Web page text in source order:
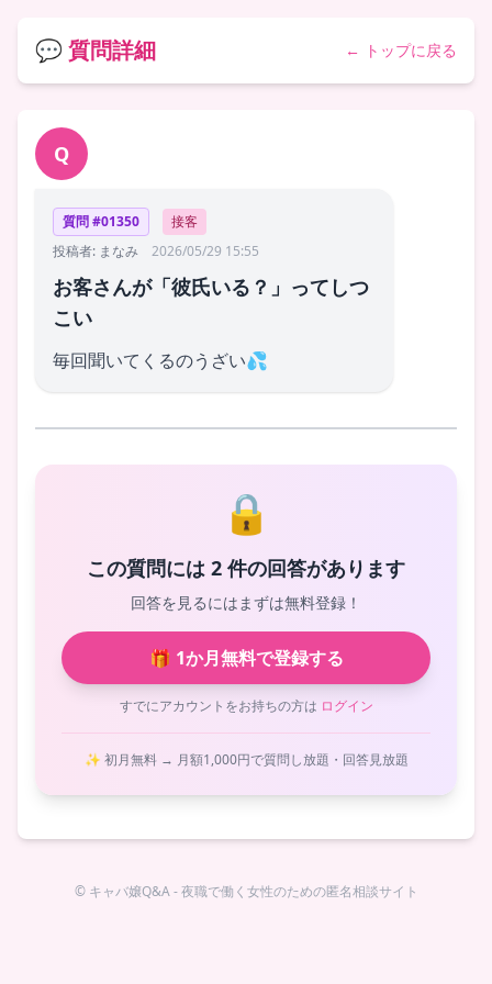
💬 質問詳細 ← トップに戻る
Q
質問 #01350
接客
投稿者: まなみ
2026/05/29 15:55
お客さんが「彼氏いる？」ってしつ
こい
毎回聞いてくるのうざい💦
🔒
この質問には 2 件の回答があります
回答を見るにはまずは無料登録！
🎁 1か月無料で登録する
すでにアカウントをお持ちの方は ログイン
✨ 初月無料 → 月額1,000円で質問し放題・回答見放題
© キャバ嬢Q&A - 夜職で働く女性のための匿名相談サイト